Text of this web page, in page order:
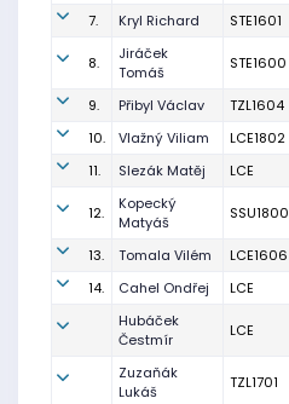
7.
Kryl Richard STE1601
8.
Jiráček
Tomáš
STE1600
9. Přibyl Václav TZL1604
10.
Vlažný Viliam LCE1802
11.
Slezák Matěj LCE
12.
Kopecký
Matyáš
SSU1800
13. Tomala Vilém LCE1606
14.
Cahel Ondřej LCE
Hubáček
Čestmír
LCE
Zuzaňák
Lukáš
TZL1701